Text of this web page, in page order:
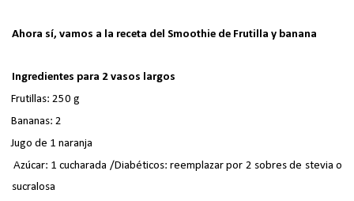
Ahora sí, vamos a la receta del Smoothie de Frutilla y banana
Ingredientes para 2 vasos largos
Frutillas: 250 g
Bananas: 2
Jugo de 1 naranja
Azúcar: 1 cucharada /Diabéticos: reemplazar por 2 sobres de stevia o
sucralosa